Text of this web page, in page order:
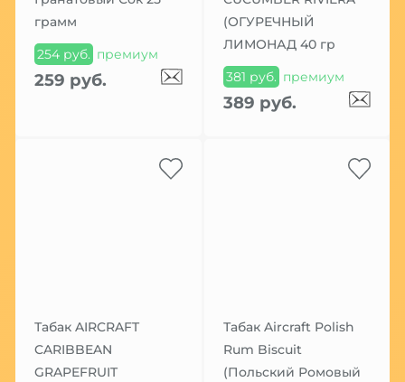
грамм
254 руб. премиум
259 руб.
(ОГУРЕЧНЫЙ
ЛИМОНАД 40 гр
381 руб. премиум
389 руб.
Табак AIRCRAFT
CARIBBEAN
GRAPEFRUIT
Табак Aircraft Polish
Rum Biscuit
(Польский Ромовый